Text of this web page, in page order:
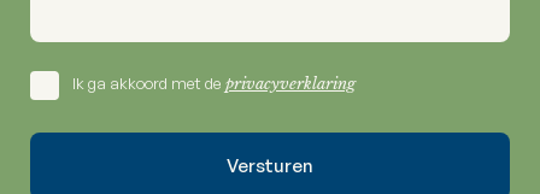
Ik ga akkoord met de privacyverklaring